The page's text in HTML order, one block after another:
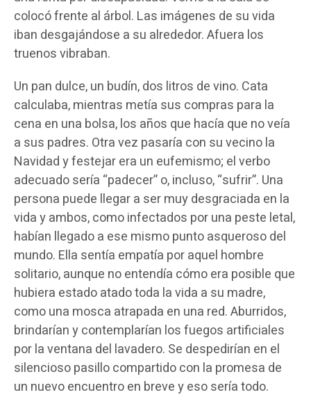
colocó frente al árbol. Las imágenes de su vida
iban desgajándose a su alrededor. Afuera los
truenos vibraban.
Un pan dulce, un budín, dos litros de vino. Cata
calculaba, mientras metía sus compras para la
cena en una bolsa, los años que hacía que no veía
a sus padres. Otra vez pasaría con su vecino la
Navidad y festejar era un eufemismo; el verbo
adecuado sería “padecer” o, incluso, “sufrir”. Una
persona puede llegar a ser muy desgraciada en la
vida y ambos, como infectados por una peste letal,
habían llegado a ese mismo punto asqueroso del
mundo. Ella sentía empatía por aquel hombre
solitario, aunque no entendía cómo era posible que
hubiera estado atado toda la vida a su madre,
como una mosca atrapada en una red. Aburridos,
brindarían y contemplarían los fuegos artificiales
por la ventana del lavadero. Se despedirían en el
silencioso pasillo compartido con la promesa de
un nuevo encuentro en breve y eso sería todo.